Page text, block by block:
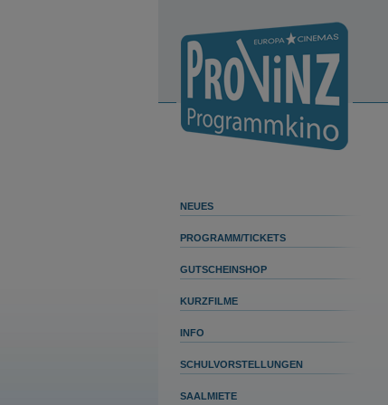
NEUES
PROGRAMM/TICKETS
GUTSCHEINSHOP
KURZFILME
INFO
SCHULVORSTELLUNGEN
SAALMIETE